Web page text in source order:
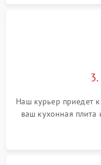
Наш курьер приедет
ваш кухонная плита